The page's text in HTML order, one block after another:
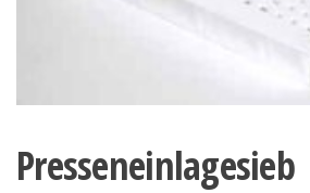
Presseneinlagesieb